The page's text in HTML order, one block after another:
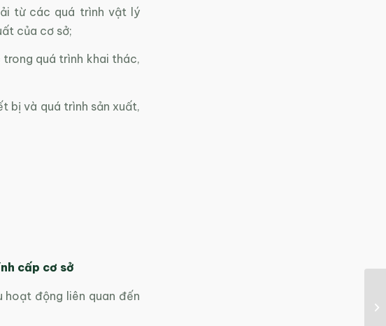
từ các quá trình vật lý
của cơ sở;
quá trình khai thác,
bị và quá trình sản xuất,
cấp cơ sở
hoạt động liên quan đến